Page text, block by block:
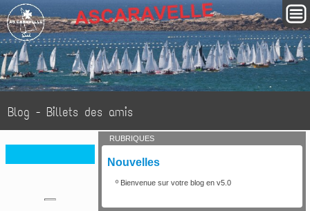
Blog - Billets des amis
RUBRIQUES
Nouvelles
º Bienvenue sur votre blog en v5.0